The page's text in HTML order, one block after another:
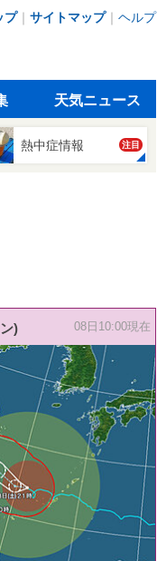
プ｜ サイトマップ｜ ヘルプ
天気ニュース
熱中症情報 注目
) 08日10:00現在